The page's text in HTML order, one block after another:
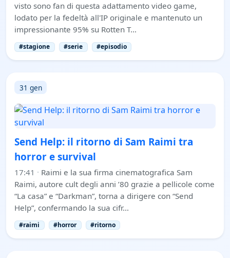
visto sono fan di questa adattamento video game,
lodato per la fedeltà all'IP originale e mantenuto un
impressionante 95% su Rotten T…
#stagione #serie #episodio
31 gen
Send Help: il ritorno di Sam Raimi tra
horror e survival
17:41 · Raimi e la sua firma cinematografica Sam
Raimi, autore cult degli anni ’80 grazie a pellicole come
“La casa” e “Darkman”, torna a dirigere con “Send
Help”, confermando la sua cifr…
#raimi #horror #ritorno